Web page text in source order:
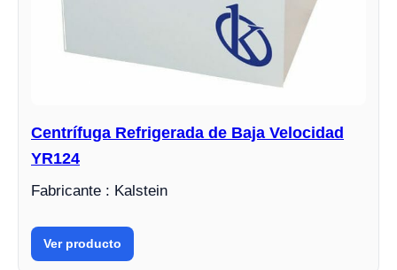
Centrífuga Refrigerada de Baja Velocidad
YR124
Fabricante : Kalstein
Ver producto